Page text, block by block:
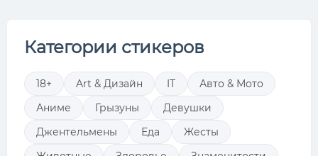
Категории стикеров
18+ Art & Дизайн IT
Авто & Мото
Аниме
Грызуны
Девушки
Джентельмены
Еда
Жесты